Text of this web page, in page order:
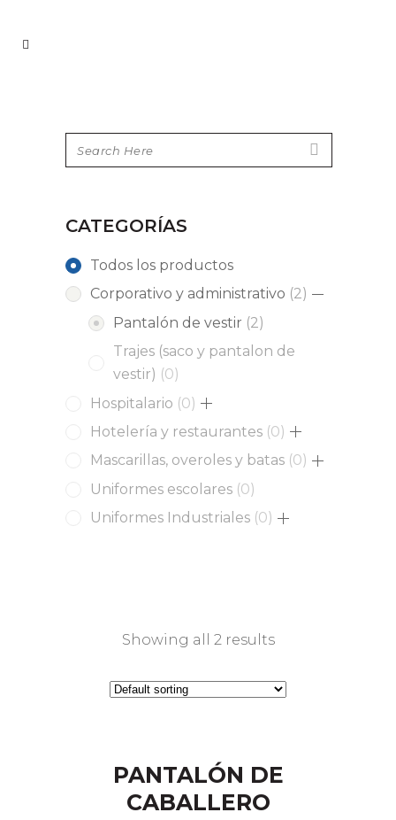
CATEGORÍAS
Todos los productos
Corporativo y administrativo 22
Pantalón de vestir 22
products
Trajes (saco y pantalon de
vestir)
00
products
Hospitalario 00
products
Hotelería y restaurantes 00
products
Mascarillas, overoles y batas 00
Uniformes escolares 00
products
Uniformes Industriales 00
Showing all 2 results
PANTALÓN DE
CABALLERO